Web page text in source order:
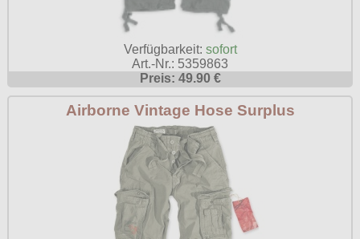
Poizen Industries
Queen of Darkness
Relco
Restyle
Rockabella
Sinister
Spin Doctor
Surplus
Gothic Shop
Hot Rod
Punkrock
Rockabilly
Mods
Verfügbarkeit: sofort
Art.-Nr.: 5359863
Preis: 49.90 €
Airborne Vintage Hose Surplus